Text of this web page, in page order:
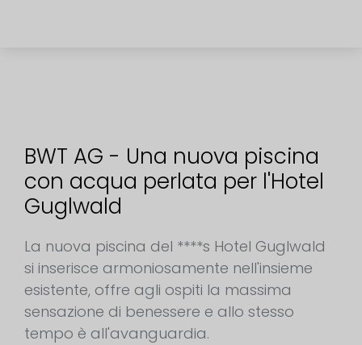
BWT AG - Una nuova piscina
con acqua perlata per l'Hotel
Guglwald
La nuova piscina del ****s Hotel Guglwald
si inserisce armoniosamente nell'insieme
esistente, offre agli ospiti la massima
sensazione di benessere e allo stesso
tempo è all'avanguardia.